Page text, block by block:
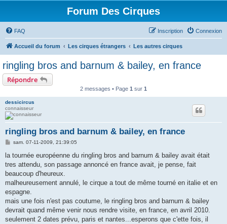
Forum Des Cirques
FAQ Connexion
Inscription
Accueil du forum Les cirques étrangers Les autres cirques
ringling bros and barnum & bailey, en france
Répondre
2 messages • Page 1 sur 1
dessicircus
connaisseur
ringling bros and barnum & bailey, en france
M
s
a
g
sam. 07-11-2009, 21:39:05
la tournée européenne du ringling bros and barnum & bailey avait était
tres attendu, son passage annoncé en france avait, je pense, fait
beaucoup d'heureux.
malheureusement annulé, le cirque a tout de même tourné en italie et en
espagne.
mais une fois n'est pas coutume, le ringling bros and barnum & bailey
devrait quand même venir nous rendre visite, en france, en avril 2010.
seulement 2 dates prévu, paris et nantes...esperons que c'ette fois, il